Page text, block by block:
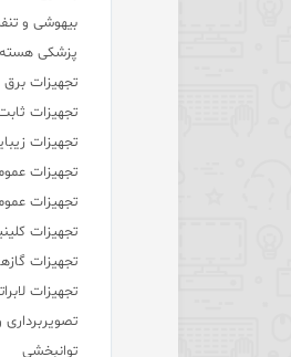
بیهوشی و
پزشکی
تجهیزات برق
تجهیزات
تجهیزات
تجهیزات
تجهیزات
تجهیزات
تجهیزات
تجهیزات
توانبخشی